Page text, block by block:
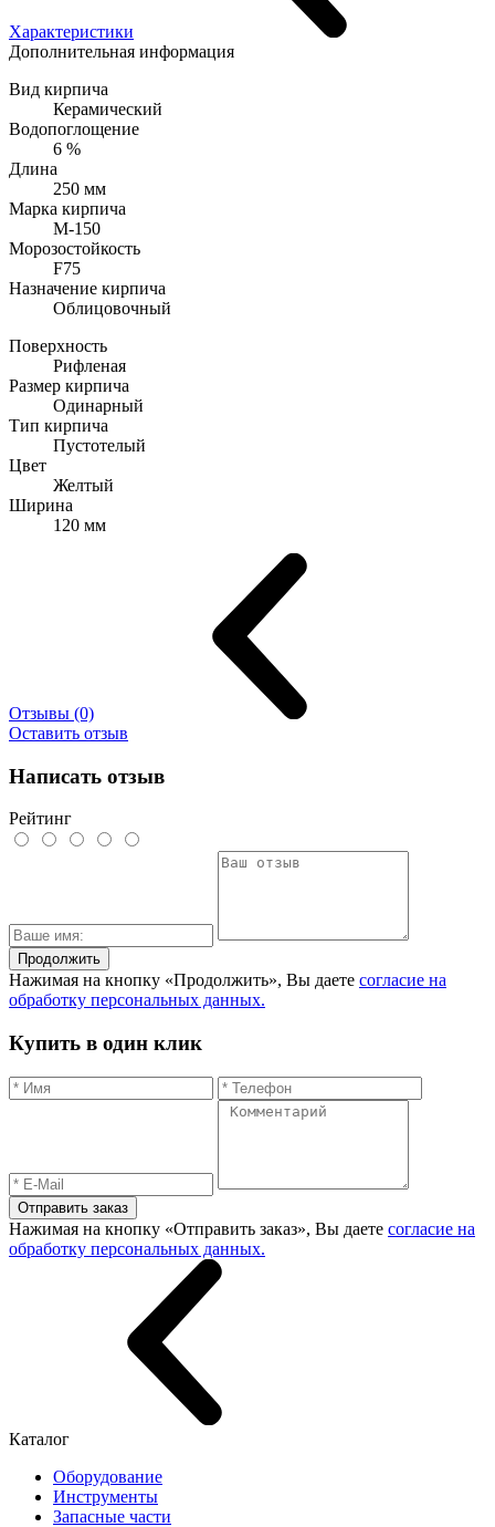
Характеристики
Дополнительная информация
Вид кирпича
Керамический
Водопоглощение
6 %
Длина
250 мм
Марка кирпича
М-150
Морозостойкость
F75
Назначение кирпича
Облицовочный
Поверхность
Рифленая
Размер кирпича
Одинарный
Тип кирпича
Пустотелый
Цвет
Желтый
Ширина
120 мм
Отзывы (0)
Оставить отзыв
Написать отзыв
Рейтинг
Продолжить
Нажимая на кнопку «Продолжить», Вы даете согласие на
обработку персональных данных.
Купить в один клик
Отправить заказ
Нажимая на кнопку «Отправить заказ», Вы даете согласие на
обработку персональных данных.
Каталог
Оборудование
Инструменты
Запасные части